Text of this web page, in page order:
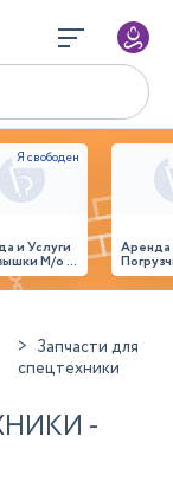
и Услуги
М/о г.
место
Запчасти для
спецтехники
-